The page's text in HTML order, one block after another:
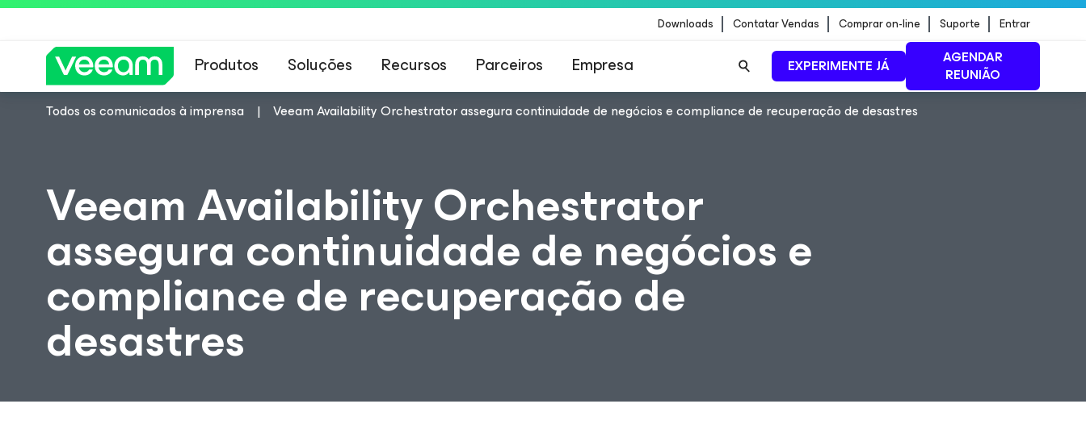
Downloads Contatar Vendas Comprar on-line Suporte Entrar
Produtos Soluções Recursos Parceiros Empresa EXPERIMENTE JÁ
AGENDAR
REUNIÃO
Todos os comunicados à imprensa Veeam Availability Orchestrator assegura continuidade de negócios e compliance de recuperação de desastres
Veeam Availability Orchestrator
assegura continuidade de negócios e
compliance de recuperação de
desastres